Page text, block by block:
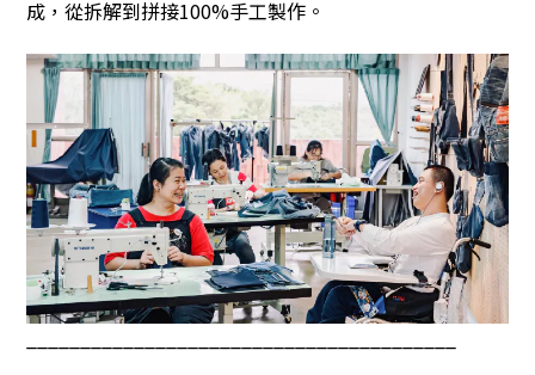
成，從拆解到拼接100%手工製作。